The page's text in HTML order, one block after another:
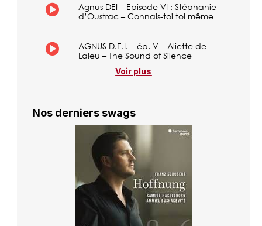
Agnus DEI – Episode VI : Stéphanie
d’Oustrac – Connais-toi toi même
AGNUS D.E.I. – ép. V – Aliette de
Laleu – The Sound of Silence
Voir plus
Nos derniers swags